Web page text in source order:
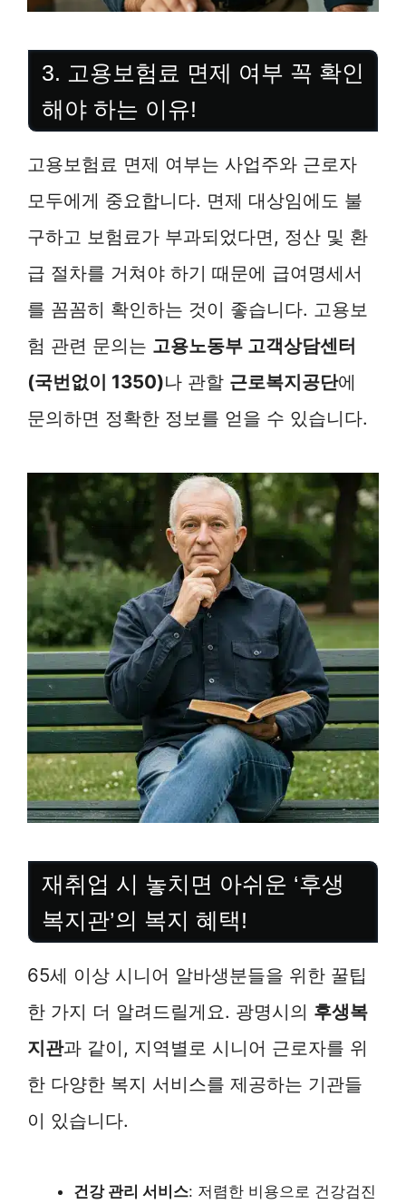
3. 고용보험료 면제 여부 꼭 확인
해야 하는 이유!
고용보험료 면제 여부는 사업주와 근로자
모두에게 중요합니다. 면제 대상임에도 불
구하고 보험료가 부과되었다면, 정산 및 환
급 절차를 거쳐야 하기 때문에 급여명세서
를 꼼꼼히 확인하는 것이 좋습니다. 고용보
험 관련 문의는 고용노동부 고객상담센터
(국번없이 1350)나 관할 근로복지공단에
문의하면 정확한 정보를 얻을 수 있습니다.
재취업 시 놓치면 아쉬운 ‘후생
복지관’의 복지 혜택!
65세 이상 시니어 알바생분들을 위한 꿀팁
한 가지 더 알려드릴게요. 광명시의 후생복
지관과 같이, 지역별로 시니어 근로자를 위
한 다양한 복지 서비스를 제공하는 기관들
이 있습니다.
건강 관리 서비스: 저렴한 비용으로 건강검진